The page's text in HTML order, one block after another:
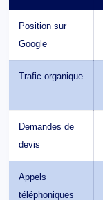
Position sur
Google
Trafic organique
Demandes de
devis
Appels
téléphoniques